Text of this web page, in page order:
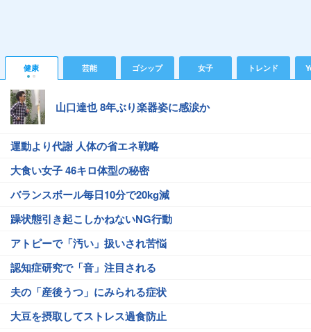
健康 芸能 ゴシップ 女子 トレンド
山口達也 8年ぶり楽器姿に感涙か
運動より代謝 人体の省エネ戦略
大食い女子 46キロ体型の秘密
バランスボール毎日10分で20kg減
躁状態引き起こしかねないNG行動
アトピーで「汚い」扱いされ苦悩
認知症研究で「音」注目される
夫の「産後うつ」にみられる症状
大豆を摂取してストレス過食防止